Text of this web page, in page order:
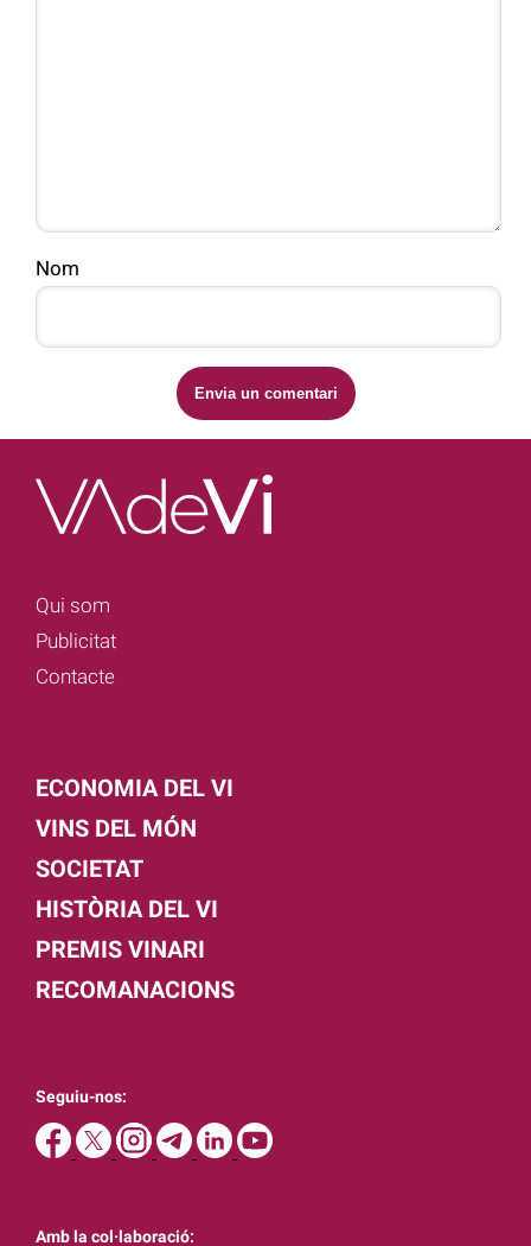
Nom
Qui som
Publicitat
Contacte
ECONOMIA DEL VI
VINS DEL MÓN
SOCIETAT
HISTÒRIA DEL VI
PREMIS VINARI
RECOMANACIONS
Seguiu-nos:
Amb la col·laboració: